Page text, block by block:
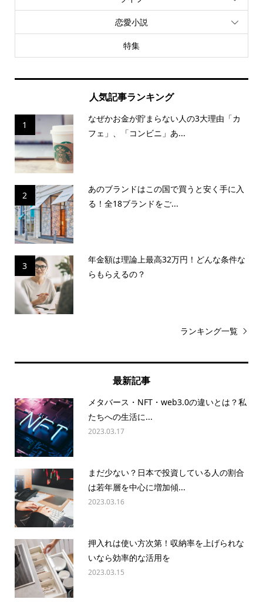
恋愛小説
特集
人気記事ランキング
1
なぜかお金が貯まらない人の3大理由「カ
フェ」、「コンビニ」あ...
2
あのブランドはこの国で買うと安く手に入
る！全18ブランドをご...
3
年金額は理論上最高32万円！どんな条件な
らもらえるの？
ランキング一覧
最新記事
メタバース・NFT・web3.0の違いとは？私
たちへの生活に...
2023.03.17
まだ少ない？日本で投資している人の割合
は若年層を中心に増加傾...
2023.03.16
押入れは使い方次第！収納率を上げられな
いなら効率的な活用を
2023.03.15